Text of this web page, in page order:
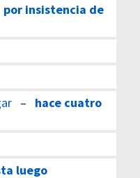
por insistencia de
– hace cuatro
luego